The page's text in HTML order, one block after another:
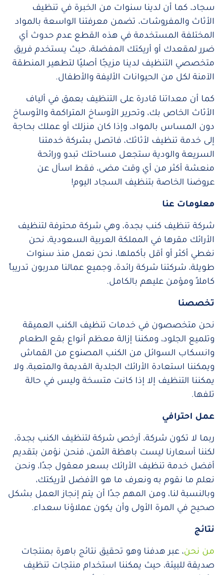
سجاد، كما أن لدينا سنوات من الخبرة في تنظيف
الأثاث والمفروشات، تضمن معرفتنا الواسعة بالمواد
المختلفة المستخدمة في هذه القطع عدم حدوث أي
ضرر لمقعدك أو أريكتك المفضلة، حيث يستخدم فريق
متخصصي التنظيف لدينا مزيجًا أصليًا لتطهير المنطقة
الآمنة لكل من الحيوانات الأليفة والأطفال.
كما أن معداتنا قادرة على التنظيف بعمق في ألياف
الأثاث الخاص بك، وتحرير الأوساخ المتراكمة والأوساخ
دون المساس بالمواد، وإذا كان منزلك أو عملك بحاجة
إلى خدمة تنظيف لأثاثك، فاتصل بشركة خدمتنا
السريعة والودية ستجعل مساحتك تبدو ورائحة
منعشة أكثر من أي وقت مضى، فقط اسأل عن
عروضنا الخاصة بتنظيف السجاد اليوم!
معلومات عنا
شركة تنظيف كنب بجدة، وهي شركة محترفة لتنظيف
الأرائك مقرها في المملكة العربية السعودية، نحن
نغطي أكثر أو أقل بأكملها، نحن نعمل منذ سنوات
طويلة، شركتنا شركة رائدة، وجميع عمالنا مدربون تدريباً
كاملاً ومؤمن عليهم بالكامل.
تخصصنا
نحن متخصصون في خدمات تنظيف الكنب العميقة
وتلميع الجلود، ومكننا إزالة معظم أنواع بقع الطعام
وانسكاب السوائل من الكنب المصنوع من القماش
ويمكننا استعادة الأرائك الجلدية القديمة والمتعبة، ولا
يمكننا التنظيف إلا إذا كانت متسخة وليس في حالة
تلفها.
عمل احترافي
ربما لا تكون شركة، أرخص شركة لتنظيف الكنب بجدة،
لكننا أسعارنا ليست باهظة الثمن، فنحن نؤمن بتقديم
أفضل خدمة تنظيف الأرائك بسعر معقول جدًا، ونحن
نعلم ما نقوم به ونعرف ما هو الأفضل لأريكتك،
وبالنسبة لنا، ومن المهم جدًا أن يتم إنجاز العمل بشكل
صحيح في المرة الأولى وأن يكون عملاؤنا سعداء.
نتائج
من نحن، عبر هدفنا وهو تحقيق نتائج باهرة بمنتجات
صديقة للبيئة، حيث يمكننا استخدام منتجات تنظيف